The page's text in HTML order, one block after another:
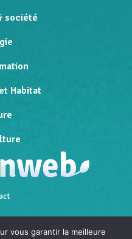
société
Habitat
vous garantir la meilleure